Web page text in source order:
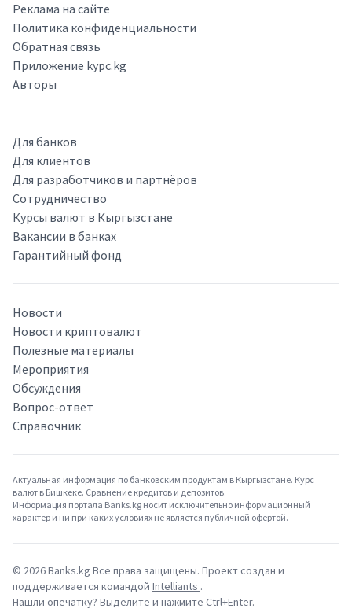
Реклама на сайте
Политика конфиденциальности
Обратная связь
Приложение kypc.kg
Авторы
Для банков
Для клиентов
Для разработчиков и партнёров
Сотрудничество
Курсы валют в Кыргызстане
Вакансии в банках
Гарантийный фонд
Новости
Новости криптовалют
Полезные материалы
Мероприятия
Обсуждения
Вопрос-ответ
Справочник
Актуальная информация по банковским продуктам в Кыргызстане. Курс
валют в Бишкеке. Сравнение кредитов и депозитов.
Информация портала Banks.kg носит исключительно информационный
характер и ни при каких условиях не является публичной офертой.
© 2026Banks.kg Все права защищены. Проект создан и
поддерживается командой Intelliants .
Нашли опечатку? Выделите и нажмите Ctrl+Enter.